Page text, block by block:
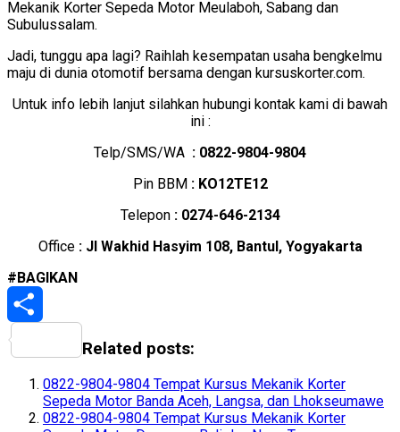
Mekanik Korter Sepeda Motor Meulaboh, Sabang dan
Subulussalam.
Jadi, tunggu apa lagi? Raihlah kesempatan usaha bengkelmu
maju di dunia otomotif bersama dengan kursuskorter.com.
Untuk info lebih lanjut silahkan hubungi kontak kami di bawah
ini :
Telp/SMS/WA : 0822-9804-9804
Pin BBM : KO12TE12
Telepon : 0274-646-2134
Office: Jl Wakhid Hasyim 108, Bantul, Yogyakarta
#BAGIKAN
Share
Related posts:
0822-9804-9804 Tempat Kursus Mekanik Korter
Sepeda Motor Banda Aceh, Langsa, dan Lhokseumawe
0822-9804-9804 Tempat Kursus Mekanik Korter